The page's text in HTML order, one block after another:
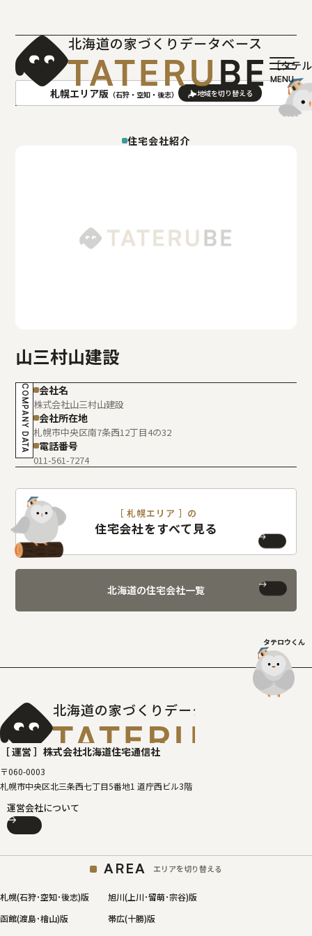
北海道の家づくりデータベース
［タテ
札幌エリア版 （石狩・空知・後志）
北見(オホーツク)版
住宅会社紹介
山三村山建設
COMPANY DATA 会社名
株式会社山三村山建設
会社所在地
札幌市中央区南7条西12丁目4の32
電話番号
011-561-7274
［ 札幌エリア ］の
住宅会社をすべて見る
北海道の住宅会社一覧
タテロウくん
北海道の家づくりデータベース
［ 運営 ］ 株式会社北海道住宅通信社
〒060-0003
札幌市中央区北三条西七丁目5番地1 道庁西ビル3階
運営会社について
AREA エリアを切り替える
札幌(石狩･空知･後志)版
旭川(上川･留萌･宗谷)版
函館(渡島･檜山)版
帯広(十勝)版